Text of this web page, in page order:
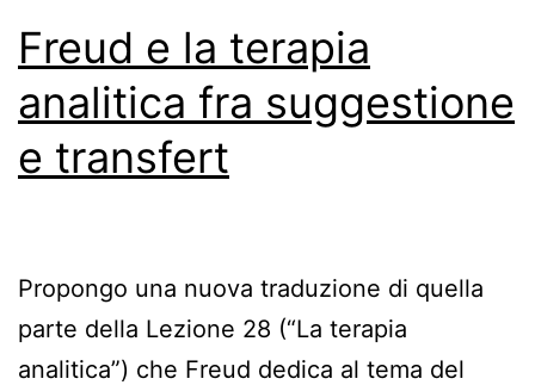
Freud e la terapia
analitica fra suggestione
e transfert
Propongo una nuova traduzione di quella
parte della Lezione 28 (“La terapia
analitica”) che Freud dedica al tema del